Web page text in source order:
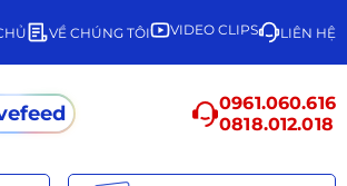
VỀ CHÚNG TÔI VIDEO CLIPS LIÊN HỆ
0961.060.616
0818.012.018